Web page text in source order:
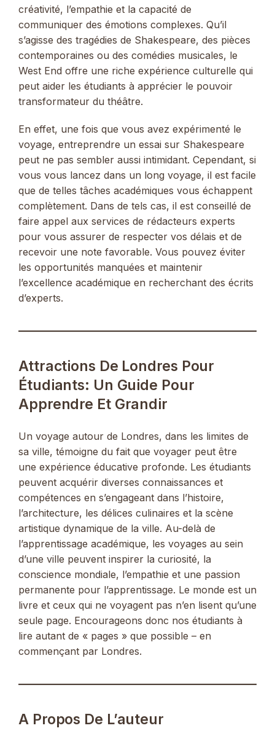
créativité, l’empathie et la capacité de
communiquer des émotions complexes. Qu’il
s’agisse des tragédies de Shakespeare, des pièces
contemporaines ou des comédies musicales, le
West End offre une riche expérience culturelle qui
peut aider les étudiants à apprécier le pouvoir
transformateur du théâtre.
En effet, une fois que vous avez expérimenté le
voyage, entreprendre un essai sur Shakespeare
peut ne pas sembler aussi intimidant. Cependant, si
vous vous lancez dans un long voyage, il est facile
que de telles tâches académiques vous échappent
complètement. Dans de tels cas, il est conseillé de
faire appel aux services de rédacteurs experts
pour vous assurer de respecter vos délais et de
recevoir une note favorable. Vous pouvez éviter
les opportunités manquées et maintenir
l’excellence académique en recherchant des écrits
d’experts.
Attractions De Londres Pour
Étudiants: Un Guide Pour
Apprendre Et Grandir
Un voyage autour de Londres, dans les limites de
sa ville, témoigne du fait que voyager peut être
une expérience éducative profonde. Les étudiants
peuvent acquérir diverses connaissances et
compétences en s’engageant dans l’histoire,
l’architecture, les délices culinaires et la scène
artistique dynamique de la ville. Au-delà de
l’apprentissage académique, les voyages au sein
d’une ville peuvent inspirer la curiosité, la
conscience mondiale, l’empathie et une passion
permanente pour l’apprentissage. Le monde est un
livre et ceux qui ne voyagent pas n’en lisent qu’une
seule page. Encourageons donc nos étudiants à
lire autant de « pages » que possible – en
commençant par Londres.
A Propos De L’auteur